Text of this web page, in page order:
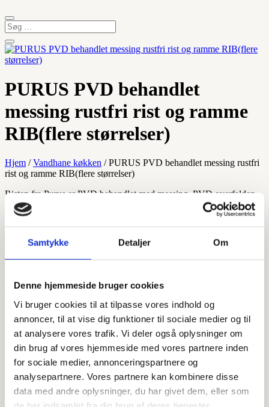
Samtykke Detaljer Om
Denne hjemmeside bruger cookies
Vi bruger cookies til at tilpasse vores indhold og
annoncer, til at vise dig funktioner til sociale medier og til
at analysere vores trafik. Vi deler også oplysninger om
din brug af vores hjemmeside med vores partnere inden
for sociale medier, annonceringspartnere og
analysepartnere. Vores partnere kan kombinere disse
data med andre oplysninger, du har givet dem, eller som
PURUS PVD behandlet
messing rustfri rist og ramme
RIB(flere størrelser)
Hjem /Vandhane køkken / PURUS PVD behandlet messing rustfri
rist og ramme RIB(flere størrelser)
Risten fra Purus er PVD behandlet med messing, PVD overfalden
gør den meget modstandsdygtig overfor ridser. Passer til alle Purus
Line afløbsrender på samme længde.
Rammen skal have forbindelse med gulvafløbet og fuges tæt med
TEC7 fugemasse eller lignende, brug aldrig silicone !
pakkeløsning.
5.132,00
Størrelser
1000 mm.
800 mm.